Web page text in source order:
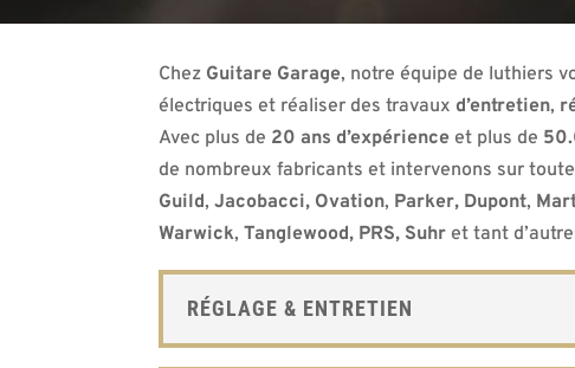
Chez Guitare Garage, notre équipe de luthiers
électriques et réaliser des travaux d’entretien,
Avec plus de 20 ans d’expérience et plus de
de nombreux fabricants et intervenons sur
Guild,Jacobacci, Ovation, Parker, Dupont,
Warwick,Tanglewood, PRS, Suhr et tant
RÉGLAGE & ENTRETIEN